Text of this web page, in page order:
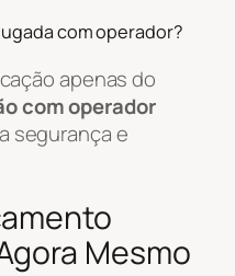
com operador?
apenas do
com operador
segurança e
Mesmo